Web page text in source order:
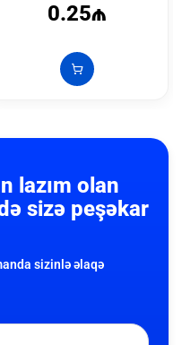
0.25₼
lazım olan
sizə peşəkar
sizinlə əlaqə